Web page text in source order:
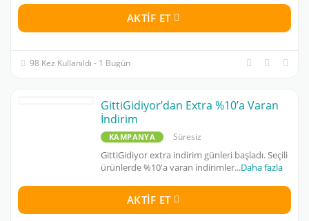
AKTIF ET
98 Kez Kullanıldı - 1 Bugün
GittiGidiyor’dan Extra %10’a Varan
İndirim
KAMPANYA Süresiz
GittiGidiyor extra indirim günleri başladı. Seçili
ürünlerde %10'a varan indirimler...Daha fazla
AKTIF ET